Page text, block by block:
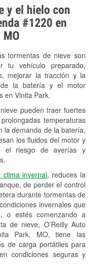
y el hielo con
#1220 en
tormentas de nieve son
tu vehículo preparado,
mejorar la tracción y la
de la batería y el motor
en Vinita Park.
pueden traer fuertes
temperaturas
la demanda de la batería,
los fluidos del motor y
el riesgo de averías y
invernal, reduces la
de perder el control
durante tormentas de
invernales que
o estés comenzando a
de nieve, O’Reilly Auto
Park, MO, tiene las
de carga portátiles para
condiciones seguras y
y
Engine"
aceite
de faros
de
y discos de